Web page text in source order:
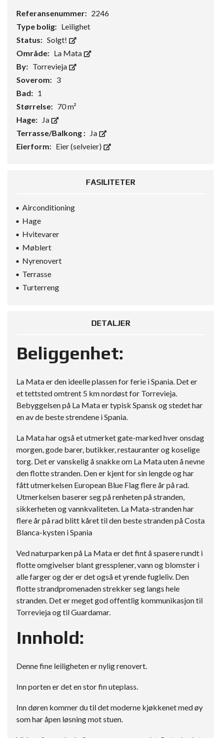
Referansenummer: 2246
Type bolig: Leilighet
Status: Solgt!
Område: La Mata
By: Torrevieja
Soverom: 3
Bad: 1
Størrelse: 70 m²
Hage: Ja
Terrasse/Balkong : Ja
Eierform: Eier (selveier)
FASILITETER
Airconditioning
Hage
Hvitevarer
Møblert
Nyrenovert
Terrasse
Turterreng
DETALJER
Beliggenhet:
La Mata er den ideelle plassen for ferie i Spania. Det er
et tettsted omtrent 5 km nordøst for Torrevieja.
Bebyggelsen på La Mata er typisk Spansk og stedet har
en av de beste strendene i Spania.
La Mata har også et utmerket gate-marked hver onsdag
morgen, gode barer, butikker, restauranter og koselige
torg. Det er vanskelig å snakke om La Mata uten å nevne
den flotte stranden. Den er kjent for sin lengde og har
fått utmerkelsen European Blue Flag flere år på rad.
Utmerkelsen baserer seg på renheten på stranden,
sikkerheten og vannkvaliteten. La Mata-stranden har
flere år på rad blitt kåret til den beste stranden på Costa
Blanca-kysten i Spania
Ved naturparken på La Mata er det fint å spasere rundt i
flotte omgivelser blant gressplener, vann og blomster i
alle farger og der er det også et yrende fugleliv. Den
flotte strandpromenaden strekker seg langs hele
stranden. Det er meget god offentlig kommunikasjon til
Torrevieja og til Guardamar.
Innhold:
Denne fine leiligheten er nylig renovert.
Inn porten er det en stor fin uteplass.
Inn døren kommer du til det moderne kjøkkenet med øy
som har åpen løsning mot stuen.